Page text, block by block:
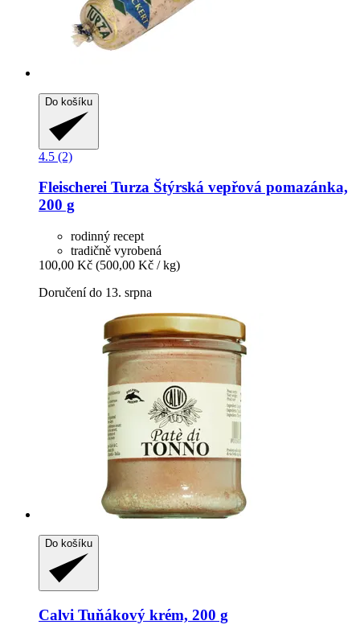
Do košíku
4.5 (2)
Fleischerei Turza Štýrská vepřová pomazánka,
200 g
rodinný recept
tradičně vyrobená
100,00 Kč (500,00 Kč / kg)
Doručení do 13. srpna
Do košíku
Calvi Tuňákový krém, 200 g